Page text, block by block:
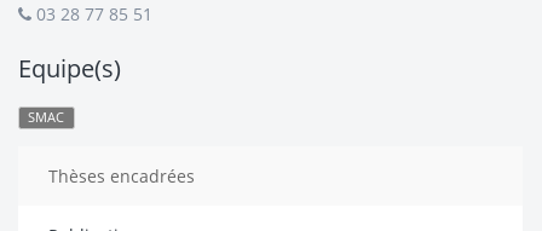
03 28 77 85 51
Equipe(s)
SMAC
Thèses encadrées